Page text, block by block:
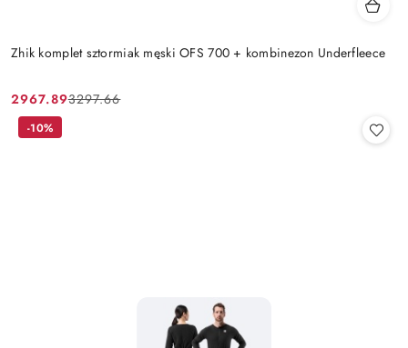
Zhik komplet sztormiak męski OFS 700 + kombinezon Underfleece
Cena
promocyjna:
2967.89
Cena
przed
3297.66
-10%